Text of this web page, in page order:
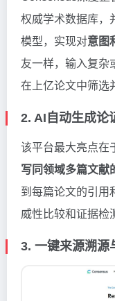
权威学术数据库，
模型，实现对意图
友一样，输入复杂
在上亿论文中筛选
2. AI自动生成论
该平台最大亮点在
写同领域多篇文献
到每篇论文的引用
威性比较和证据检
3. 一键来源溯源